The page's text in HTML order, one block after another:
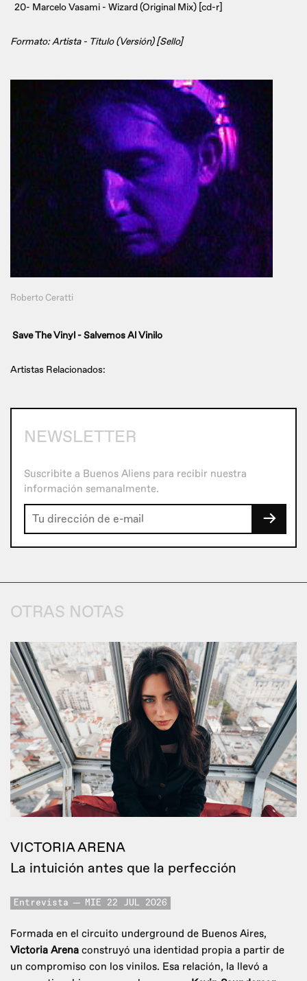
20- Marcelo Vasami - Wizard (Original Mix) [cd-r]
Formato: Artista - Titulo (Versión) [Sello]
Roberto Ceratti
Save The Vinyl - Salvemos Al Vinilo
Artistas Relacionados:
NEWSLETTER
Suscribite a Buenos Aliens para recibir nuestra
información semanalmente.
→
OTRAS NOTAS
VICTORIA ARENA
La intuición antes que la perfección
Entrevista MIE 22 JUL 2026
Formada en el circuito underground de Buenos Aires,
Victoria Arena construyó una identidad propia a partir de
un compromiso con los vinilos. Esa relación, la llevó a